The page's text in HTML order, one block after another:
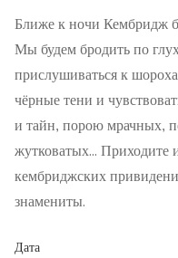
Уроки русского
Кембриджская
языка
Календарь
Предстоящие
пользователей
Ближе к ночи Кембридж
Мы будем бродить по
прислушиваться к
чёрные тени и
и тайн, порою мрачных,
жутковатых... Приходите
кембриджских
знамениты.
Дата